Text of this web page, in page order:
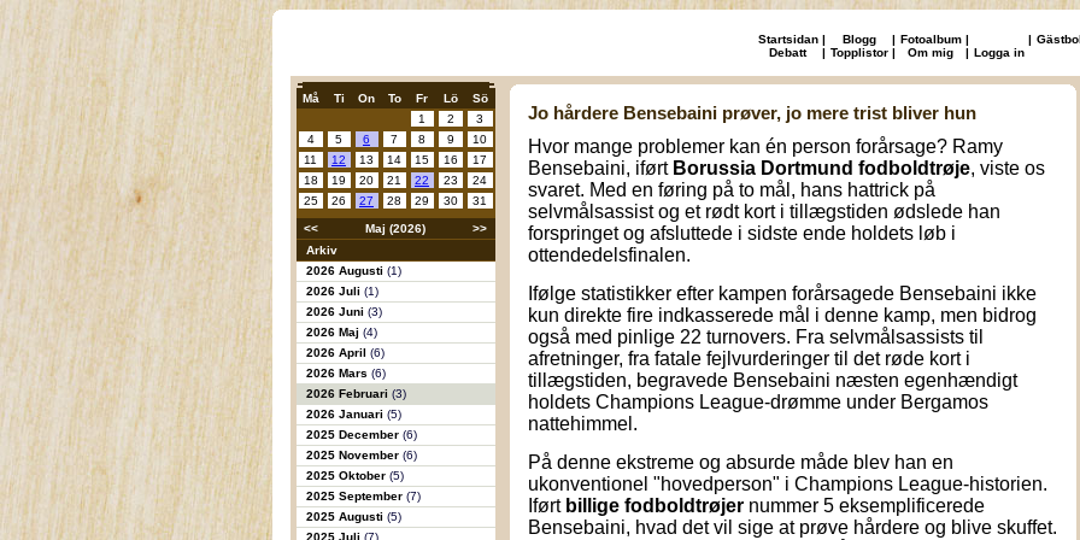
Startsidan | Blogg | Fotoalbum | |
Debatt
| Topplistor | Om mig | Logga in
Må Ti On To Fr Lö
Sö
1
2
3
4
5 6 7 8 9
10
11
12 13 14 15 16
17
18
19 20 21 22 23
24
25
26 27 28 29 30 31
<< Maj (2026)
>>
Arkiv
2026 Augusti (1)
2026 Juli (1)
2026 Juni (3)
2026 Maj (4)
2026 April (6)
2026 Mars (6)
2026 Februari (3)
2026 Januari (5)
2025 December (6)
2025 November (6)
2025 Oktober (5)
2025 September (7)
2025 Augusti (5)
2025 Juli (7)
Jo hårdere Bensebaini prøver, jo mere trist bliver hun
Hvor mange problemer kan én person forårsage? Ramy
Bensebaini, iført Borussia Dortmund fodboldtrøje, viste os
svaret. Med en føring på to mål, hans hattrick på
selvmålsassist og et rødt kort i tillægstiden ødslede han
forspringet og afsluttede i sidste ende holdets løb i
ottendedelsfinalen.
Ifølge statistikker efter kampen forårsagede Bensebaini ikke
kun direkte fire indkasserede mål i denne kamp, men bidrog
også med pinlige 22 turnovers. Fra selvmålsassists til
afretninger, fra fatale fejlvurderinger til det røde kort i
tillægstiden, begravede Bensebaini næsten egenhændigt
holdets Champions League-drømme under Bergamos
nattehimmel.
På denne ekstreme og absurde måde blev han en
ukonventionel "hovedperson" i Champions League-historien.
Iført billige fodboldtrøjer nummer 5 eksemplificerede
Bensebaini, hvad det vil sige at prøve hårdere og blive skuffet.